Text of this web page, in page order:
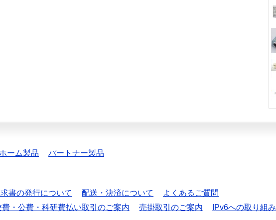
ーム製品 パートナー製品
書の発行について 配送・決済について
よくあるご質問
費・公費・科研費払い取引のご案内 売掛取引のご案内
IPv6への取り組み